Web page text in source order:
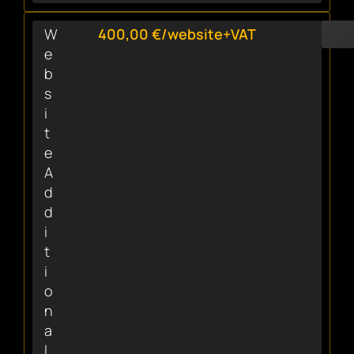
W
e
b
s
i
t
e
A
d
d
i
t
i
o
n
a
400,00 €/website+VAT